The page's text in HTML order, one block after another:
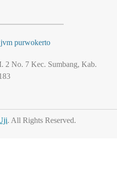
2 No. 7 Kec. Sumbang, Kab.
. All Rights Reserved.